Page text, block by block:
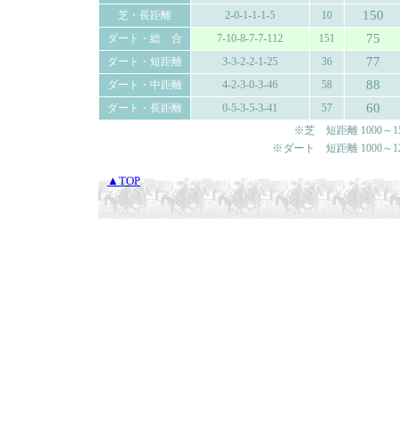
芝・長距離 2-0-1-1-1-5 10 150
ダート・総 合 7-10-8-7-7-112 151 75
ダート・短距離 3-3-2-2-1-25 36 77
ダート・中距離 4-2-3-0-3-46 58 88
ダート・長距離 0-5-3-5-3-41 57 60
※芝 短距離 1000～
※ダート 短距離 1000～
▲TOP